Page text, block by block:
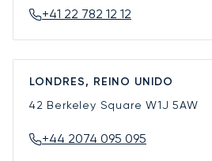
+41 22 782 12 12
LONDRES, REINO UNIDO
42 Berkeley SquareW1J 5AW
+44 2074 095 095